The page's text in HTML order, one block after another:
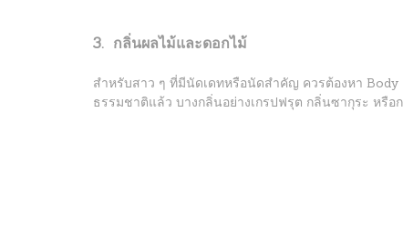
3. กลิ่นผลไม้และดอกไม้
สำหรับสาว ๆ ที่มีนัดเดทหรือนัดสำคัญ ควรต้องหา
ธรรมชาติแล้ว บางกลิ่นอย่างเกรปฟรุต กลิ่นซากุระ หรื